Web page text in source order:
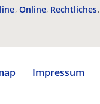
Online Rechtliches
Impressum